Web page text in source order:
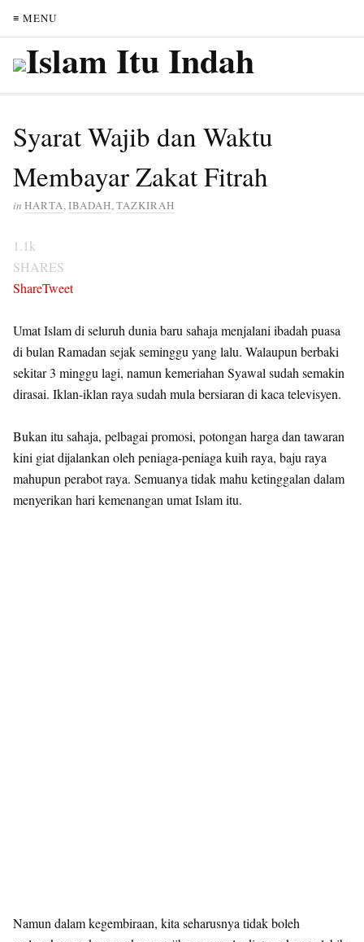
≡ MENU
Syarat Wajib dan Waktu
Membayar Zakat Fitrah
in HARTA,IBADAH,TAZKIRAH
1.1k
SHARES
ShareTweet
Umat Islam di seluruh dunia baru sahaja menjalani ibadah puasa
di bulan Ramadan sejak seminggu yang lalu. Walaupun berbaki
sekitar 3 minggu lagi, namun kemeriahan Syawal sudah semakin
dirasai. Iklan-iklan raya sudah mula bersiaran di kaca televisyen.
Bukan itu sahaja, pelbagai promosi, potongan harga dan tawaran
kini giat dijalankan oleh peniaga-peniaga kuih raya, baju raya
mahupun perabot raya. Semuanya tidak mahu ketinggalan dalam
menyerikan hari kemenangan umat Islam itu.
Namun dalam kegembiraan, kita seharusnya tidak boleh